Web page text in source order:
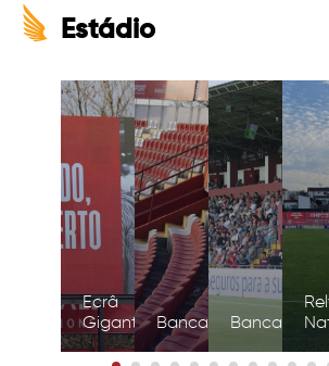
Estádio
Ecrâ
Gigante
BancadasBancadas